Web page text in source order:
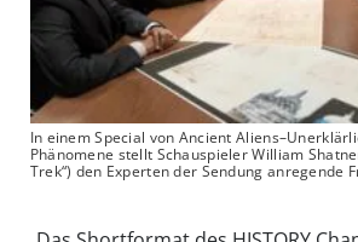
In einem Special von Ancient
Phänomene stellt Schauspieler William
Trek“) den Experten der Sendung anregende